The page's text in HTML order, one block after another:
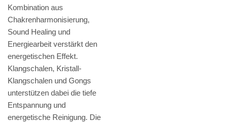
Kombination aus
Chakrenharmonisierung,
Sound Healing und
Energiearbeit verstärkt den
energetischen Effekt.
Klangschalen, Kristall-
Klangschalen und Gongs
unterstützen dabei die tiefe
Entspannung und
energetische Reinigung. Die